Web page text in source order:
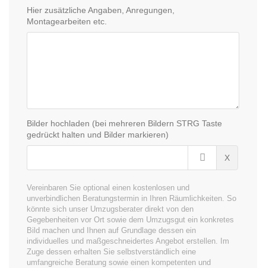
Hier zusätzliche Angaben, Anregungen,
Montagearbeiten etc.
Bilder hochladen (bei mehreren Bildern STRG Taste
gedrückt halten und Bilder markieren)
X
Vereinbaren Sie optional einen kostenlosen und
unverbindlichen Beratungstermin in Ihren Räumlichkeiten. So
könnte sich unser Umzugsberater direkt von den
Gegebenheiten vor Ort sowie dem Umzugsgut ein konkretes
Bild machen und Ihnen auf Grundlage dessen ein
individuelles und maßgeschneidertes Angebot erstellen. Im
Zuge dessen erhalten Sie selbstverständlich eine
umfangreiche Beratung sowie einen kompetenten und